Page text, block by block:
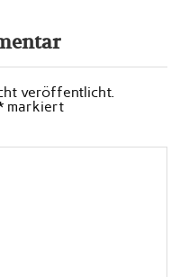
veröffentlicht.
markiert